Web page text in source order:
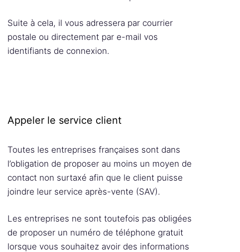
Suite à cela, il vous adressera par courrier
postale ou directement par e-mail vos
identifiants de connexion.
Appeler le service client
Toutes les entreprises françaises sont dans
l’obligation de proposer au moins un moyen de
contact non surtaxé afin que le client puisse
joindre leur service après-vente (SAV).
Les entreprises ne sont toutefois pas obligées
de proposer un numéro de téléphone gratuit
lorsque vous souhaitez avoir des informations